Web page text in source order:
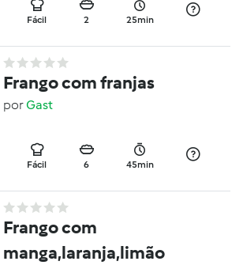
Fácil 2 25min
Frango com franjas
porGast
Fácil 6 45min
Frango com
manga,laranja,limão